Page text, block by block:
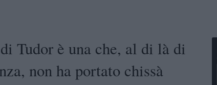
Tudor è una che, al di là di
non ha portato chissà